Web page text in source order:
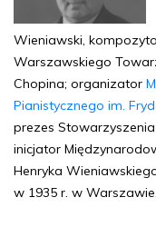
Wieniawski,
Warszawskiego
Chopina; organizator
Pianistycznego im.
prezes
inicjator
Henryka
w 1935 r. w Warszawie.